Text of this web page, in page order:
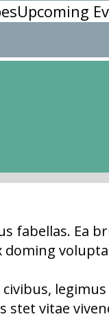
Upcoming
fabellas. Ea
doming
stet vitae